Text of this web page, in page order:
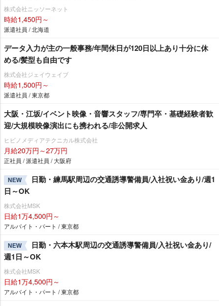
株式会社ニッソーネット
時給1,450円～
派遣社員 / 北海道
データ入力が主の一般事務/年間休日が120日以上あり十分に休
める/髪型も自由です
株式会社ジェイウェイブ
時給1,500円～
派遣社員 / 東京都
大阪・江坂/イベント映像・音響スタッフ/専門卒・基礎経験者歓
迎/大規模映像演出にも携われる/非公開求人
ヒビノメディアテクニカル株式会社
月給20万円～27万円
正社員 / 派遣社員 / 大阪府
NEW
日勤・練馬駅周辺の交通誘導警備員/入社祝い金あり/週1
日～OK
株式会社MSK
日給1万4,500円～
アルバイト・パート / 東京都
NEW
日勤・六本木駅周辺の交通誘導警備員/入社祝い金あり/
週1日～OK
株式会社MSK
日給1万4,500円～
アルバイト・パート / 東京都